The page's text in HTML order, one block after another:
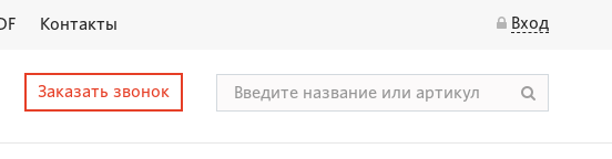
Контакты Вход
Заказать звонок